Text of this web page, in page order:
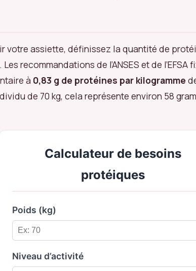
votre assiette, définissez la quantité de
recommandations de l’ANSES et de
à 0,83 g de protéines par kilogramme
de 70 kg, cela représente environ 58
Calculateur de besoins
protéiques
Poids (kg)
Niveau d’activité